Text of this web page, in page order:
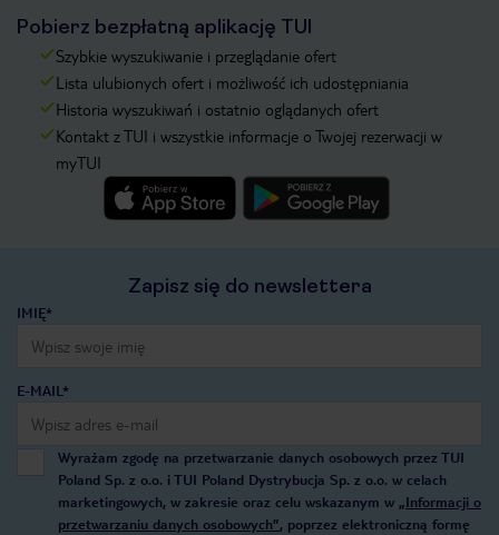
Pobierz bezpłatną aplikację TUI
Szybkie wyszukiwanie i przeglądanie ofert
Lista ulubionych ofert i możliwość ich udostępniania
Historia wyszukiwań i ostatnio oglądanych ofert
Kontakt z TUI i wszystkie informacje o Twojej rezerwacji w
myTUI
Zapisz się do newslettera
IMIĘ*
E-MAIL*
Wyrażam zgodę na przetwarzanie danych osobowych przez TUI
Poland Sp. z o.o. i TUI Poland Dystrybucja Sp. z o.o. w celach
marketingowych, w zakresie oraz celu wskazanym w „Informacji o
przetwarzaniu danych osobowych”, poprzez elektroniczną formę